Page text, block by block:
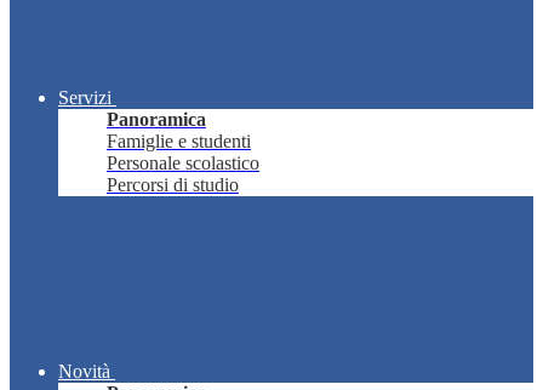
Servizi
Panoramica
Famiglie e studenti
Personale scolastico
Percorsi di studio
Novità